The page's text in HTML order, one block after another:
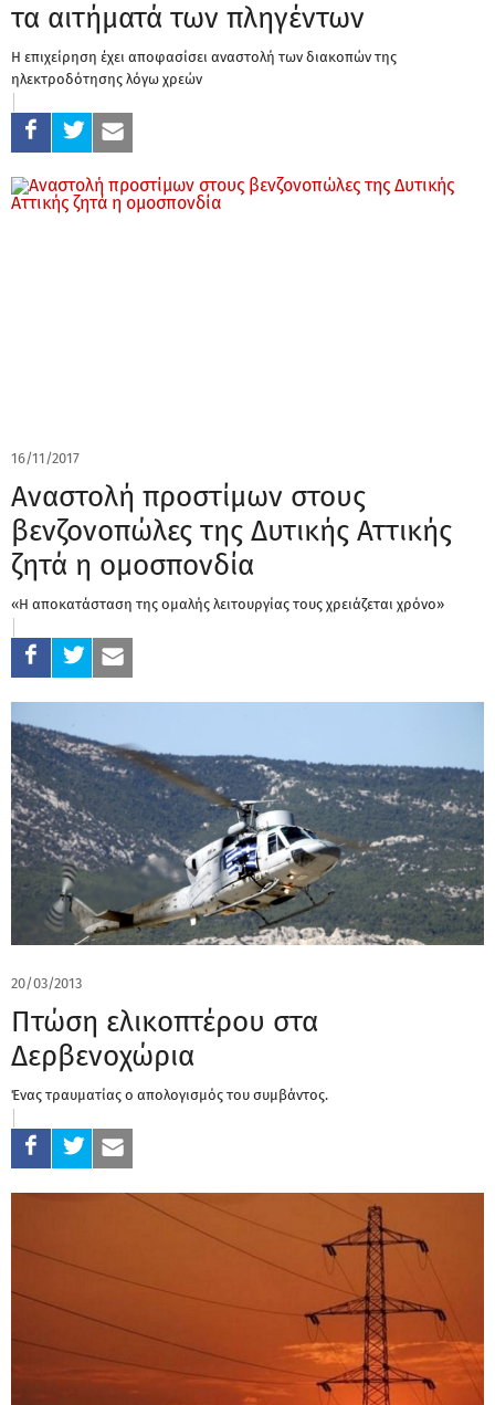
τα αιτήματά των πληγέντων
Η επιχείρηση έχει αποφασίσει αναστολή των διακοπών της
ηλεκτροδότησης λόγω χρεών
16/11/2017
Αναστολή προστίμων στους
βενζονοπώλες της Δυτικής Αττικής
ζητά η ομοσπονδία
«Η αποκατάσταση της ομαλής λειτουργίας τους χρειάζεται χρόνο»
20/03/2013
Πτώση ελικοπτέρου στα
Δερβενοχώρια
Ένας τραυματίας ο απολογισμός του συμβάντος.